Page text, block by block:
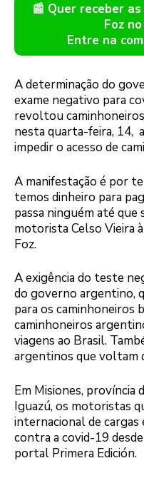
📰 Quer receber as
Foz
Entre na
A determinação do
exame negativo para
revoltou
nesta quarta-feira, 14,
impedir o acesso de
A manifestação é por
temos dinheiro para
passa ninguém até que
motorista Celso Vieira
Foz.
A exigência do teste
do governo argentino,
para os caminhoneiros
caminhoneiros
viagens ao Brasil.
argentinos que voltam
Em Misiones, província
Iguazú, os motoristas
internacional de cargas
contra a covid-19
portal Primera Edición.